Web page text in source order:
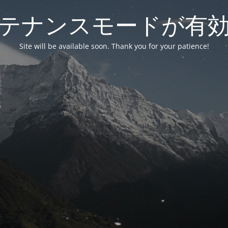
ナンスモードが有
Site will be available soon. Thank you for your patience!